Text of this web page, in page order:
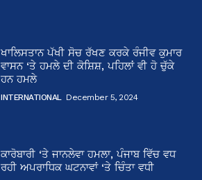
ਖਾਲਿਸਤਾਨ ਪੱਖੀ ਸੋਚ ਰੱਖਣ ਕਰਕੇ ਰੰਜੀਵ ਕੁਮਾਰ
ਵਾਸਨ ‘ਤੇ ਹਮਲੇ ਦੀ ਕੋਸ਼ਿਸ਼, ਪਹਿਲਾਂ ਵੀ ਹੋ ਚੁੱਕੇ
ਹਨ ਹਮਲੇ
INTERNATIONAL December 5, 2024
ਕਾਰੋਬਾਰੀ ‘ਤੇ ਜਾਨਲੇਵਾ ਹਮਲਾ, ਪੰਜਾਬ ਵਿੱਚ ਵਧ
ਰਹੀ ਅਪਰਾਧਿਕ ਘਟਨਾਵਾਂ ‘ਤੇ ਚਿੰਤਾ ਵਧੀ